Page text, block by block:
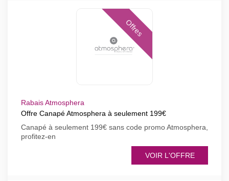
Offres
Rabais Atmosphera
Offre Canapé Atmosphera à seulement 199€
Canapé à seulement 199€ sans code promo Atmosphera,
profitez-en
VOIR L'OFFRE